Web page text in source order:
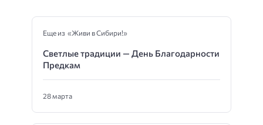
Еще из «Живи в Сибири!»
Светлые традиции — День Благодарности
Предкам
28 марта